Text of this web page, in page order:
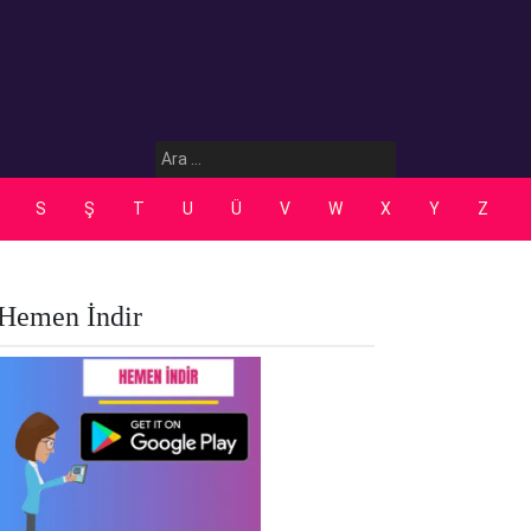
Arama:
S Ş T U Ü V W X Y Z
İndir